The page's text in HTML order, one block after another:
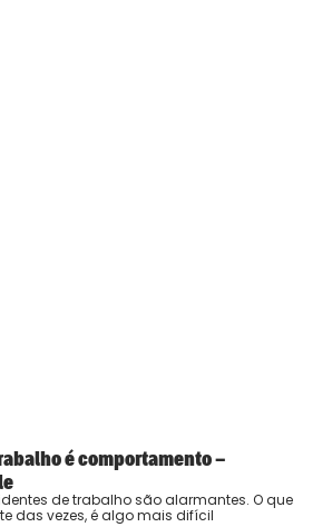
é comportamento –
de trabalho são alarmantes. O que
das vezes, é algo mais difícil